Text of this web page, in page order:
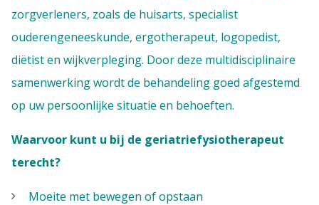
zorgverleners, zoals de huisarts, specialist
ouderengeneeskunde, ergotherapeut, logopedist,
diëtist en wijkverpleging. Door deze multidisciplinaire
samenwerking wordt de behandeling goed afgestemd
op uw persoonlijke situatie en behoeften.
Waarvoor kunt u bij de geriatriefysiotherapeut
terecht?
Moeite met bewegen of opstaan